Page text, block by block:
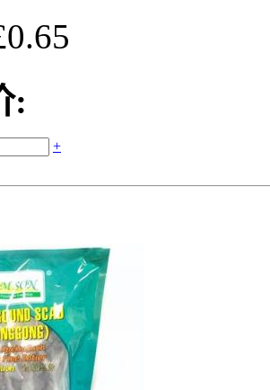
:
+